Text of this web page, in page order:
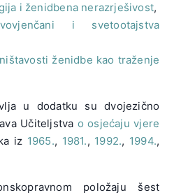
i ženidbena nerazrješivost,
i svetootajstva
ženidbe kao traženje
u dodatku su dvojezično
Učiteljstva o osjećaju vjere
iz 1965., 1981., 1992., 1994.,
položaju šest